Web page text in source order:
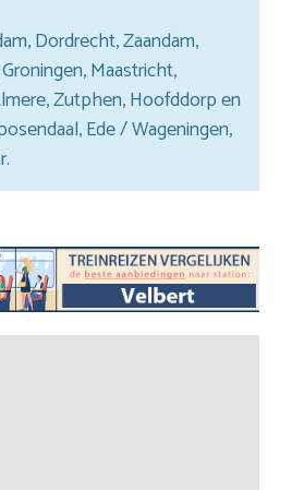
Dordrecht, Zaandam,
Maastricht,
Zutphen, Hoofddorp en
Ede / Wageningen,